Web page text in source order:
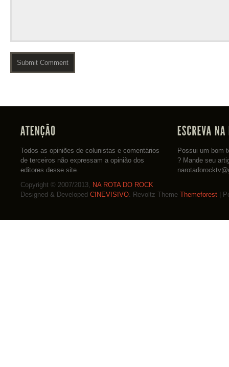
Todos as opiniões de colunistas e comentários
de terceiros não expressam a opinião dos
editores desse site.
Possui um bom
? Mande seu
Copyright © 2007/2013, NA ROTA DO ROCK
Designed & Developed CINEVISIVO. Revoltz Theme Themeforest |